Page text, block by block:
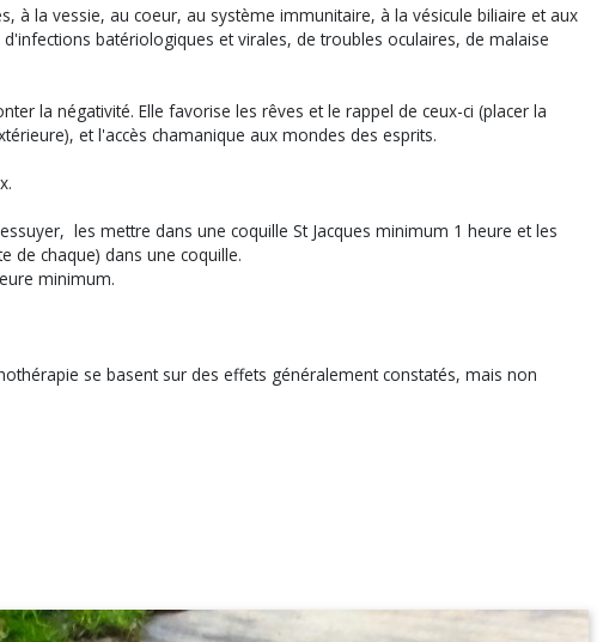
à la vessie, au coeur, au système immunitaire, à la vésicule biliaire et aux
batériologiques et virales, de troubles oculaires, de malaise
la négativité. Elle favorise les rêves et le rappel de ceux-ci (placer la
et l'accès chamanique aux mondes des esprits.
les mettre dans une coquille St Jacques minimum 1 heure et les
de chaque) dans une coquille.
minimum.
se basent sur des effets généralement constatés, mais non